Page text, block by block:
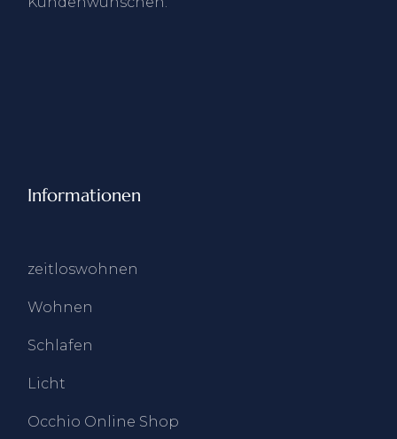
Informationen
zeitloswohnen
Wohnen
Schlafen
Licht
Occhio Online Shop